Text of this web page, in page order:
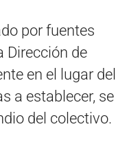
por fuentes
Dirección de
en el lugar del
a establecer, se
del colectivo.